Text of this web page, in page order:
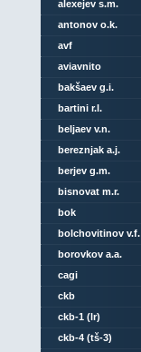
alexejev s.m.
antonov o.k.
avf
aviavnito
bakšaev g.i.
bartini r.l.
beljaev v.n.
bereznjak a.j.
berjev g.m.
bisnovat m.r.
bok
bolchovitinov v.f.
borovkov a.a.
cagi
ckb
ckb-1 (lr)
ckb-4 (tš-3)